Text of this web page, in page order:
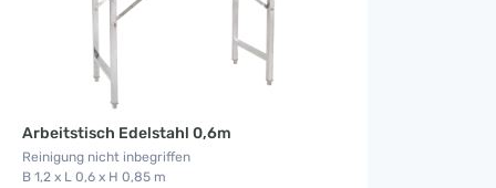
Arbeitstisch Edelstahl 0,6m
Reinigung nicht inbegriffen
B 1,2 x L 0,6 x H 0,85 m